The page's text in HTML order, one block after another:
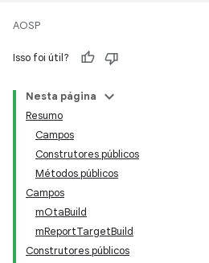
AOSP
Isso foi útil?
Nesta página
Resumo
Campos
Construtores públicos
Métodos públicos
Campos
mOtaBuild
mReportTargetBuild
Construtores públicos